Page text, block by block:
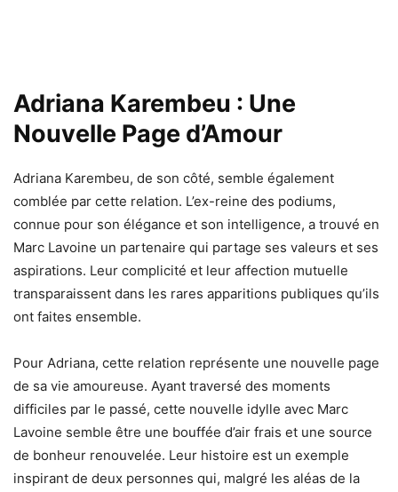
Adriana Karembeu : Une
Nouvelle Page d’Amour
Adriana Karembeu, de son côté, semble également
comblée par cette relation. L’ex-reine des podiums,
connue pour son élégance et son intelligence, a trouvé en
Marc Lavoine un partenaire qui partage ses valeurs et ses
aspirations. Leur complicité et leur affection mutuelle
transparaissent dans les rares apparitions publiques qu’ils
ont faites ensemble.
Pour Adriana, cette relation représente une nouvelle page
de sa vie amoureuse. Ayant traversé des moments
difficiles par le passé, cette nouvelle idylle avec Marc
Lavoine semble être une bouffée d’air frais et une source
de bonheur renouvelée. Leur histoire est un exemple
inspirant de deux personnes qui, malgré les aléas de la